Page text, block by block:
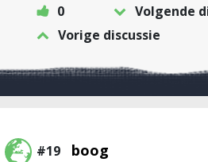
0
Volgende
Vorige discussie
#19 boog